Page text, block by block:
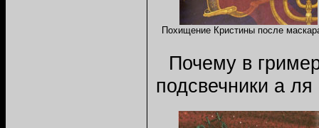
Похищение Кристины после
Почему в
подсвечники а